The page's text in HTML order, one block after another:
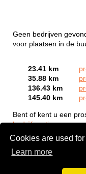
Cookies are used
Learn more
Geen bedrijven
voor plaatsen in de
23.41 km
35.88 km
136.43 km
145.40 km
Bent of kent u een
bedrijf gratis aan